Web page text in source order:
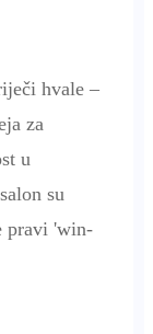
hvale –
za
u
su
pravi 'win-